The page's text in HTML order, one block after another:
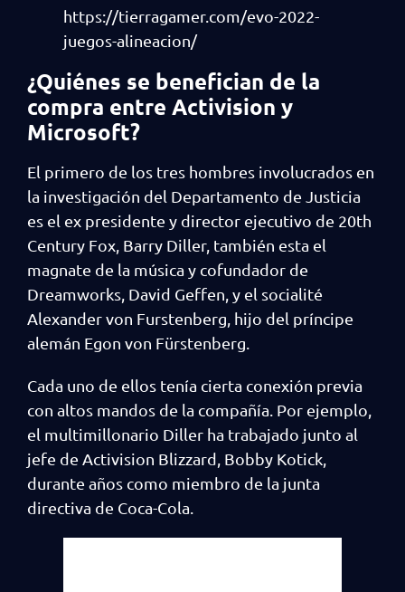
https://tierragamer.com/evo-2022-
juegos-alineacion/
¿Quiénes se benefician de la
compra entre Activision y
Microsoft?
El primero de los tres hombres involucrados en
la investigación del Departamento de Justicia
es el ex presidente y director ejecutivo de 20th
Century Fox, Barry Diller, también esta el
magnate de la música y cofundador de
Dreamworks, David Geffen, y el socialité
Alexander von Furstenberg, hijo del príncipe
alemán Egon von Fürstenberg.
Cada uno de ellos tenía cierta conexión previa
con altos mandos de la compañía. Por ejemplo,
el multimillonario Diller ha trabajado junto al
jefe de Activision Blizzard, Bobby Kotick,
durante años como miembro de la junta
directiva de Coca-Cola.